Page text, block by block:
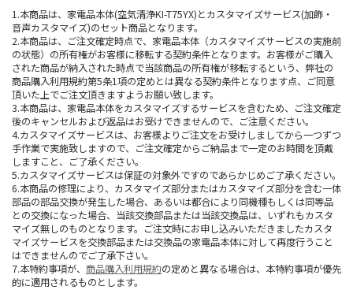
1.本商品は、家電品本体(空気清浄KI-T75YX)とカスタマイズサービス(加飾・
音声カスタマイズ)のセット商品となります。
2.本商品は、ご注文確定時点で、家電品本体（カスタマイズサービスの実施前
の状態）の所有権がお客様に移転する契約条件となります。お客様がご購入
された商品が納入された時点で当該商品の所有権が移転するという、弊社の
商品購入利用規約第5条1項の定めとは異なる契約条件となります点、ご同意
頂いた上でご注文頂きますようお願い致します。
3.本商品は、家電品本体をカスタマイズするサービスを含むため、ご注文確定
後のキャンセルおよび返品はお受けできませんので、ご注意ください。
4.カスタマイズサービスは、お客様よりご注文をお受けしましてから一つずつ
手作業で実施致しますので、ご注文確定からご納品まで一定のお時間を頂戴
しますこと、ご了承ください。
5.カスタマイズサービスは保証の対象外ですのであらかじめご了承ください。
6.本商品の修理により、カスタマイズ部分またはカスタマイズ部分を含む一体
部品の部品交換が発生した場合、あるいは都合により同機種もしくは同等品
との交換になった場合、当該交換部品または当該交換品は、いずれもカスタ
マイズ無しのものとなります。ご注文時にお申し込みいただきましたカスタ
マイズサービスを交換部品または交換品の家電品本体に対して再度行うこと
はできませんのでご了承下さい。
7.本特約事項が、 商品購入利用規約の定めと異なる場合は、本特約事項が優先
的に適用されるものとします。